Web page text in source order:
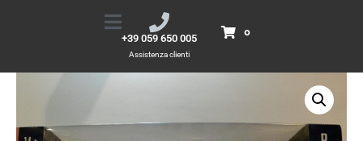
+39 059 650 005
Assistenza clienti
0
Prodotti RED BULL RB 13 Max Verstappen